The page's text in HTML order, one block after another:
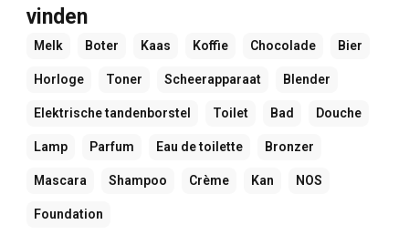
vinden
Melk Boter Kaas Koffie Chocolade Bier
Horloge Toner Scheerapparaat Blender
Elektrische tandenborstel Toilet Bad Douche
Lamp Parfum Eau de toilette Bronzer
Mascara Shampoo Crème Kan NOS
Foundation